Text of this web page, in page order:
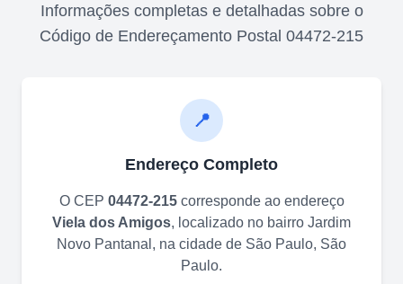
Informações completas e detalhadas sobre o
Código de Endereçamento Postal 04472-215
📍
Endereço Completo
O CEP 04472-215corresponde ao endereço
Viela dos Amigos, localizado no bairro Jardim
Novo Pantanal , na cidade de São Paulo, São
Paulo.